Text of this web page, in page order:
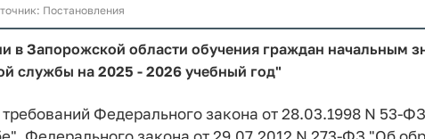
Постановления
в Запорожской области обучения граждан начальным
службы на 2025 - 2026 учебный год"
Федерального закона от 28.03.1998 N 53-